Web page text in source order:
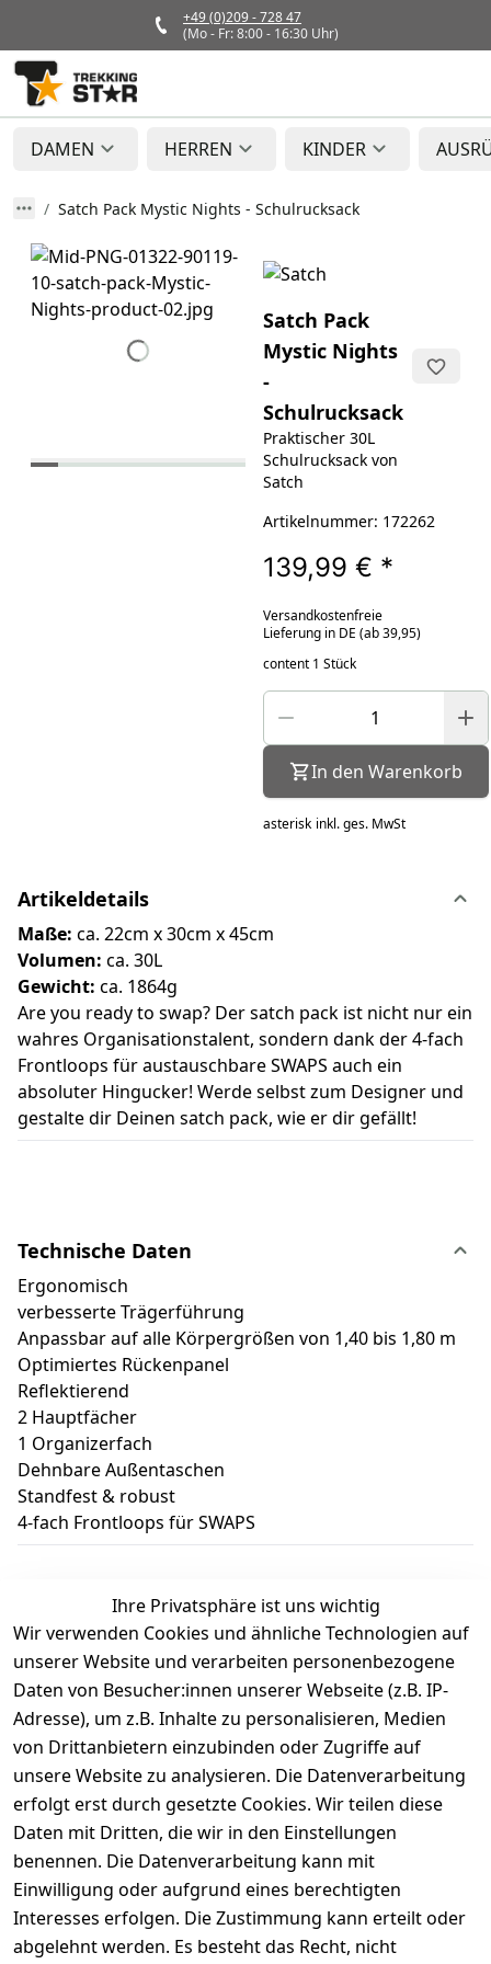
+49 (0)209 - 728 47
(Mo - Fr: 8:00 - 16:30 Uhr)
DAMEN HERREN KINDER
Satch Pack Mystic Nights - Schulrucksack
Satch Pack
Mystic Nights
-
Schulrucksack
Praktischer 30L
Schulrucksack von
Satch
Artikelnummer: 172262
139,99 € *
Versandkostenfreie
Lieferung in DE (ab 39,95)
content 1 Stück
In den Warenkorb
asterisk inkl. ges. MwSt
Artikeldetails
Maße: ca. 22cm x 30cm x 45cm
Volumen: ca. 30L
Gewicht: ca. 1864g
Are you ready to swap? Der satch pack ist nicht nur ein
wahres Organisationstalent, sondern dank der 4-fach
Frontloops für austauschbare SWAPS auch ein
absoluter Hingucker! Werde selbst zum Designer und
gestalte dir Deinen satch pack, wie er dir gefällt!
Technische Daten
Ergonomisch
verbesserte Trägerführung
Anpassbar auf alle Körpergrößen von 1,40 bis 1,80 m
Optimiertes Rückenpanel
Reflektierend
2 Hauptfächer
1 Organizerfach
Dehnbare Außentaschen
Standfest & robust
4-fach Frontloops für SWAPS
Kundenbewertungen
Durchschnittliche Bewertung
0
Basierend auf 0 Bewertung(en)
Bewertung abgeben
5
( 0 )
4
( 0 )
3
( 0 )
2
( 0 )
1
( 0 )
Ihre Privatsphäre ist uns wichtig
Wir verwenden Cookies und ähnliche Technologien auf
unserer Website und verarbeiten personenbezogene
Daten von Besucher:innen unserer Webseite (z.B. IP-
Adresse), um z.B. Inhalte zu personalisieren, Medien
von Drittanbietern einzubinden oder Zugriffe auf
unsere Website zu analysieren. Die Datenverarbeitung
erfolgt erst durch gesetzte Cookies. Wir teilen diese
Daten mit Dritten, die wir in den Einstellungen
benennen. Die Datenverarbeitung kann mit
Einwilligung oder aufgrund eines berechtigten
Interesses erfolgen. Die Zustimmung kann erteilt oder
abgelehnt werden. Es besteht das Recht, nicht